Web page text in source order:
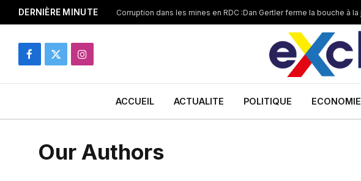
DERNIÈRE MINUTE
Facebook
X
Instagram
ACCUEIL ACTUALITE POLITIQUE ECONOMIE
Our Authors